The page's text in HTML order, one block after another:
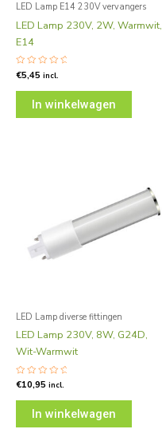
LED Lamp E14 230V vervangers
LED Lamp 230V, 2W, Warmwit,
E14
Gewaardeerd
0
€5,45 incl.
In winkelwagen
LED Lamp diverse fittingen
LED Lamp 230V, 8W, G24D,
Wit-Warmwit
Gewaardeerd
0
€10,95 incl.
In winkelwagen